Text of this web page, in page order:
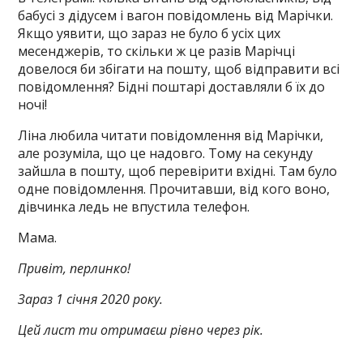
бабусі з дідусем і вагон повідомлень від Марічки.
Якщо уявити, що зараз не було б усіх цих
месенджерів, то скільки ж це разів Марічці
довелося би збігати на пошту, щоб відправити всі
повідомлення? Бідні поштарі доставляли б їх до
ночі!
Ліна любила читати повідомлення від Марічки,
але розуміла, що це надовго. Тому на секунду
зайшла в пошту, щоб перевірити вхідні. Там було
одне повідомлення. Прочитавши, від кого воно,
дівчинка ледь не впустила телефон.
Мама.
Привіт, перлинко!
Зараз 1 січня 2020 року.
Цей лист ти отримаєш рівно через рік.